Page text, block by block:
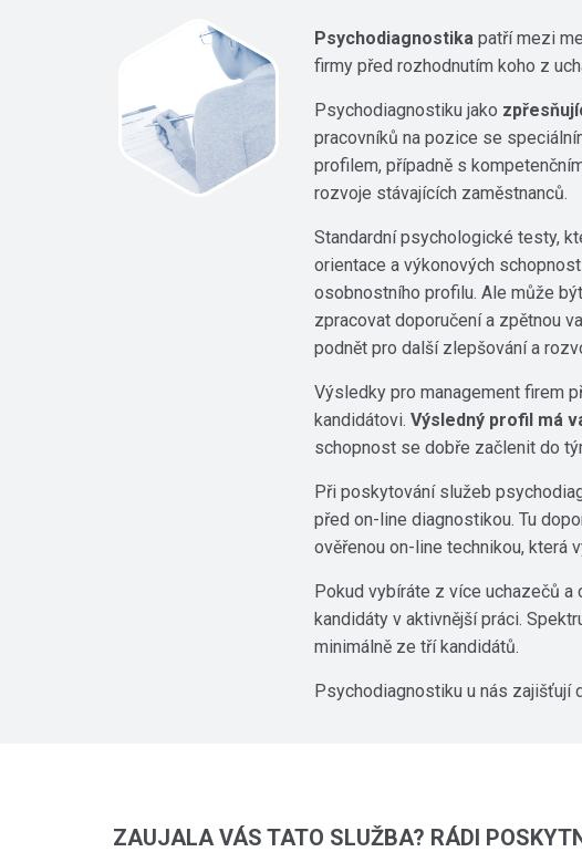
Psychodiagnostika patří mezi
firmy před rozhodnutím koho z
Psychodiagnostiku jako
pracovníků na pozice se
profilem, případně s
rozvoje stávajících zaměstnanců.
Standardní psychologické testy,
orientace a výkonových
osobnostního profilu. Ale může
zpracovat doporučení a zpětnou
podnět pro další zlepšování a
Výsledky pro management firem
kandidátovi. Výsledný profil má
schopnost se dobře začlenit do
Při poskytování služeb
před on-line diagnostikou. Tu
ověřenou on-line technikou, která
Pokud vybíráte z více uchazečů
kandidáty v aktivnější práci.
minimálně ze tří kandidátů.
Psychodiagnostiku u nás zajišťují
ZAUJALA VÁS TATO SLUŽBA? RÁDI